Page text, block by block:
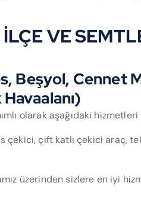
VE
Beşyol, Cennet
olarak aşağıdaki
çift katlı çekici araç,
üzerinden sizlere en iyi